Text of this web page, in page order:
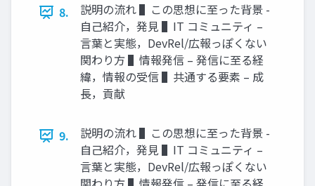
8.
説明の流れ ▌この思想に⾄った背景 -
⾃⼰紹介，発⾒ ▌IT コミュニティ –
⾔葉と実態，DevRel/広報っぽくない
関わり⽅ ▌情報発信 – 発信に⾄る経
緯，情報の受信 ▌共通する要素 – 成
⻑，貢献
9.
説明の流れ ▌この思想に⾄った背景 -
⾃⼰紹介，発⾒ ▌IT コミュニティ –
⾔葉と実態，DevRel/広報っぽくない